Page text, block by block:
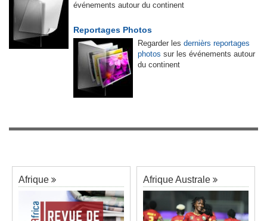
événements autour du continent
Reportages Photos
Regarder les dernièrs reportages
photos sur les événements autour
du continent
Afrique Afrique Australe